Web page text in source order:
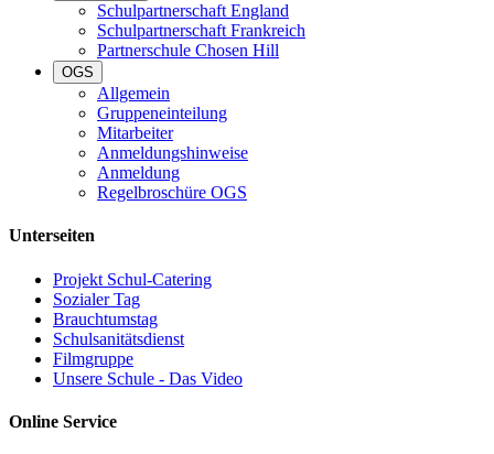
Schulpartnerschaft England
Schulpartnerschaft Frankreich
Partnerschule Chosen Hill
OGS
Allgemein
Gruppeneinteilung
Mitarbeiter
Anmeldungshinweise
Anmeldung
Regelbroschüre OGS
Unterseiten
Projekt Schul-Catering
Sozialer Tag
Brauchtumstag
Schulsanitätsdienst
Filmgruppe
Unsere Schule - Das Video
Online Service